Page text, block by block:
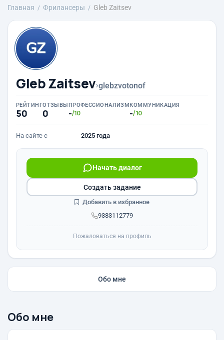
Главная Фрилансеры Gleb Zaitsev
Gleb Zaitsev›glebzvotonof
РЕЙТИНГ
50
ОТЗЫВЫ
0
ПРОФЕССИОНАЛИЗМ
-/10
КОММУНИКАЦИЯ
-/10
На сайте с 2025 года
9383112779
Начать диалог
Создать задание
Добавить в избранное
Пожаловаться на профиль
Обо мне
Обо мне